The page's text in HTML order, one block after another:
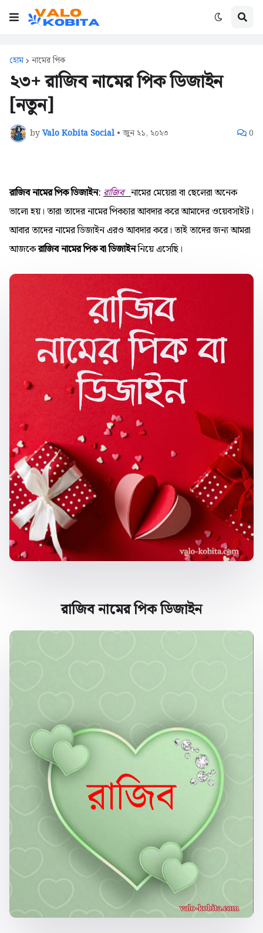
হোম নামের পিক
২৩+ রাজিব নামের পিক ডিজাইন
[নতুন]
byValo Kobita Social • জুন ২১, ২০২৩ 0
রাজিব নামের পিক ডিজাইন: রাজিবনামের মেয়েরা বা ছেলেরা অনেক
ভালো হয়। তারা তাদের নামের পিকচার আবদার করে আমাদের ওয়েবসাইট।
আবার তাদের নামের ডিজাইন এরও আবদার করে। তাই তাদের জন্য আমরা
আজকেরাজিব নামের পিক বা ডিজাইননিয়ে এসেছি।
রাজিব নামের পিক ডিজাইন